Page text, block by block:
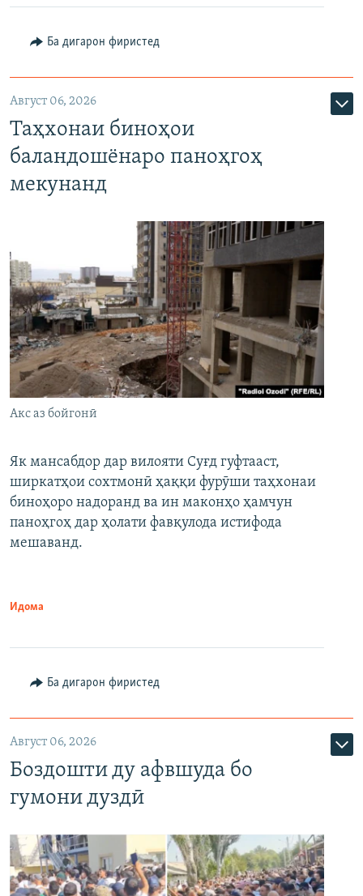
Ба дигарон фиристед
Август 06, 2026
Таҳхонаи биноҳои
баландошёнаро паноҳгоҳ
мекунанд
Акс аз бойгонӣ
Як мансабдор дар вилояти Суғд гуфтааст,
ширкатҳои сохтмонӣ ҳаққи фурӯши таҳхонаи
биноҳоро надоранд ва ин маконҳо ҳамчун
паноҳгоҳ дар ҳолати фавқулода истифода
мешаванд.
Идома
Ба дигарон фиристед
Август 06, 2026
Боздошти ду афвшуда бо
гумони дуздӣ